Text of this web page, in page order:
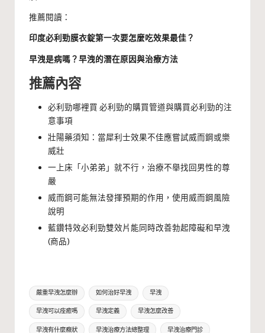
推薦閱讀：
印度必利勁膜衣錠第一次要怎麼吃效果最佳？
早洩是病嗎？早洩的潛在原因與治療方法
推薦內容
必利勁哪裡買 必利勁的購買管道與購買必利勁的注
意事項
壯陽藥須知：當犀利士效果不佳應嘗試威而鋼或樂
威壯
一上床「小弟弟」就不行，治療不舉找回男性的尊
嚴
威而鋼可能無法發揮預期的作用，使用威而鋼風險
說明
藍鑽特效必利勁雙效片能同時改善勃起障礙和早洩
(商品)
Tags:
嚴重早洩怎麼辦 如何治好早洩 早洩
早洩可以痊癒嗎 早洩定義 早洩怎麼改善
早洩有什麼癥狀 早洩治療方法總整理 早洩治療門診